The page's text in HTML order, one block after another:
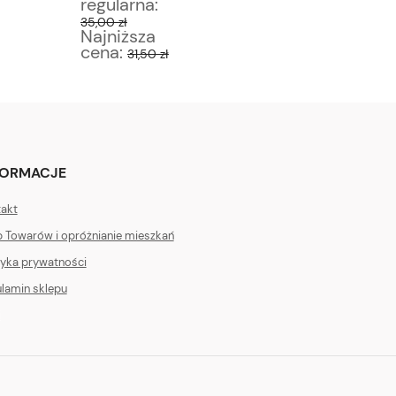
regularna:
35,00 zł
Najniższa
cena: 31,50 zł
Towarów i opróżnianie mieszkań
prywatności
sklepu